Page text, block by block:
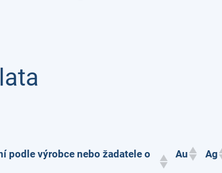
podle výrobce nebo žadatele o
Au Ag